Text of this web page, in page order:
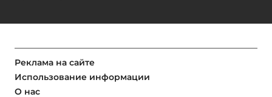
Реклама на сайте
Использование информации
О нас